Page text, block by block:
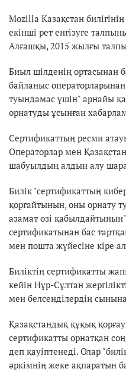
Mozilla Қазақстан
екінші рет енгізуге
Алғашқы, 2015 жылғы
Биыл шілденің ортасынан
байланыс операторларынан
туындамас үшін" арнайы
орнатуды ұсынған
Сертификаттың ресми
Операторлар мен
шабуылдың алдын алу
Билік "сертификаттың
қорғайтынын, оны орнату
азамат өзі
сертификатынан бас
мен пошта жүйесіне кіре
Биліктің сертификатты
кейін Нұр-Сұлтан
мен белсенділердің
Қазақстандық құқық
сертификатты орнатқан
деп қауіптенеді. Олар
әркімнің жеке ақпаратын